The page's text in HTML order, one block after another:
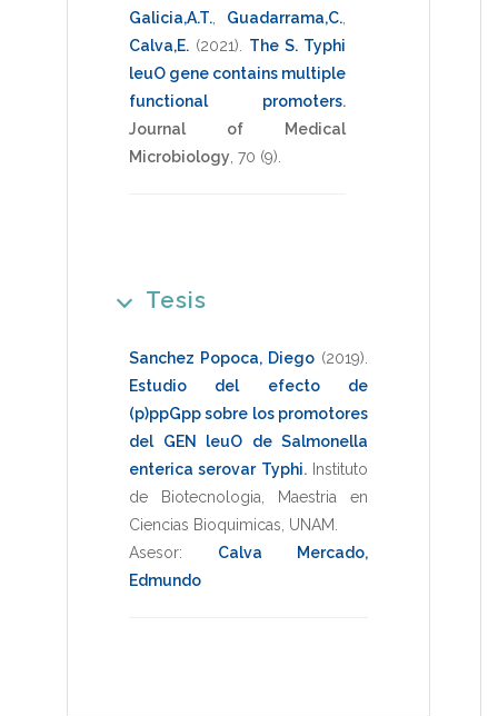
Galicia,A.T.
Guadarrama,C.
Calva,E. (2021)
The S. Typhi
leuO gene contains multiple
functional promoters.
Journal of Medical
Microbiology 70 (9).
Tesis
Sanchez Popoca, Diego (2019)
Estudio del efecto de
(p)ppGpp sobre los promotores
del GEN leuO de Salmonella
enterica serovar Typhi. Instituto
de Biotecnologia
Maestria en
Ciencias Bioquimicas UNAM
Asesor: Calva Mercado,
Edmundo